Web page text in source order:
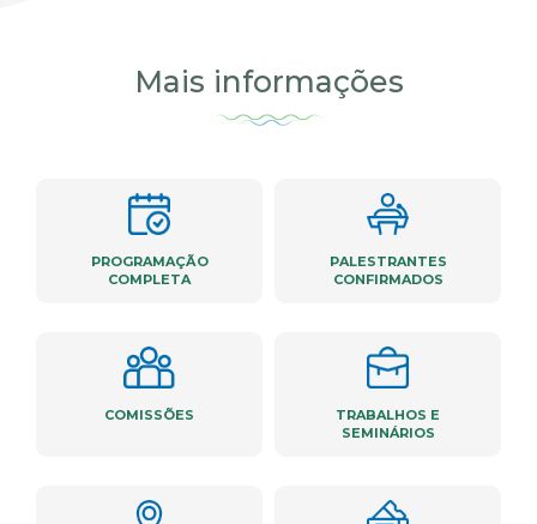
Mais informações
PROGRAMAÇÃO
COMPLETA
PALESTRANTES
CONFIRMADOS
COMISSÕES
TRABALHOS E
SEMINÁRIOS